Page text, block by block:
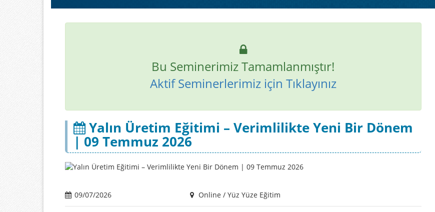
Bu Seminerimiz Tamamlanmıştır!
Aktif Seminerlerimiz için Tıklayınız
Yalın Üretim Eğitimi – Verimlilikte Yeni Bir Dönem
| 09 Temmuz 2026
09/07/2026 Online / Yüz Yüze Eğitim